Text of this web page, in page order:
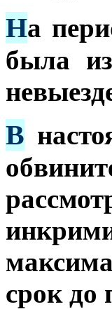
На
была
В
срок до